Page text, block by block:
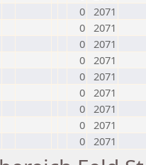
0 2071
0 2071
0 2071
0 2071
0 2071
0 2071
0 2071
0 2071
0 2071